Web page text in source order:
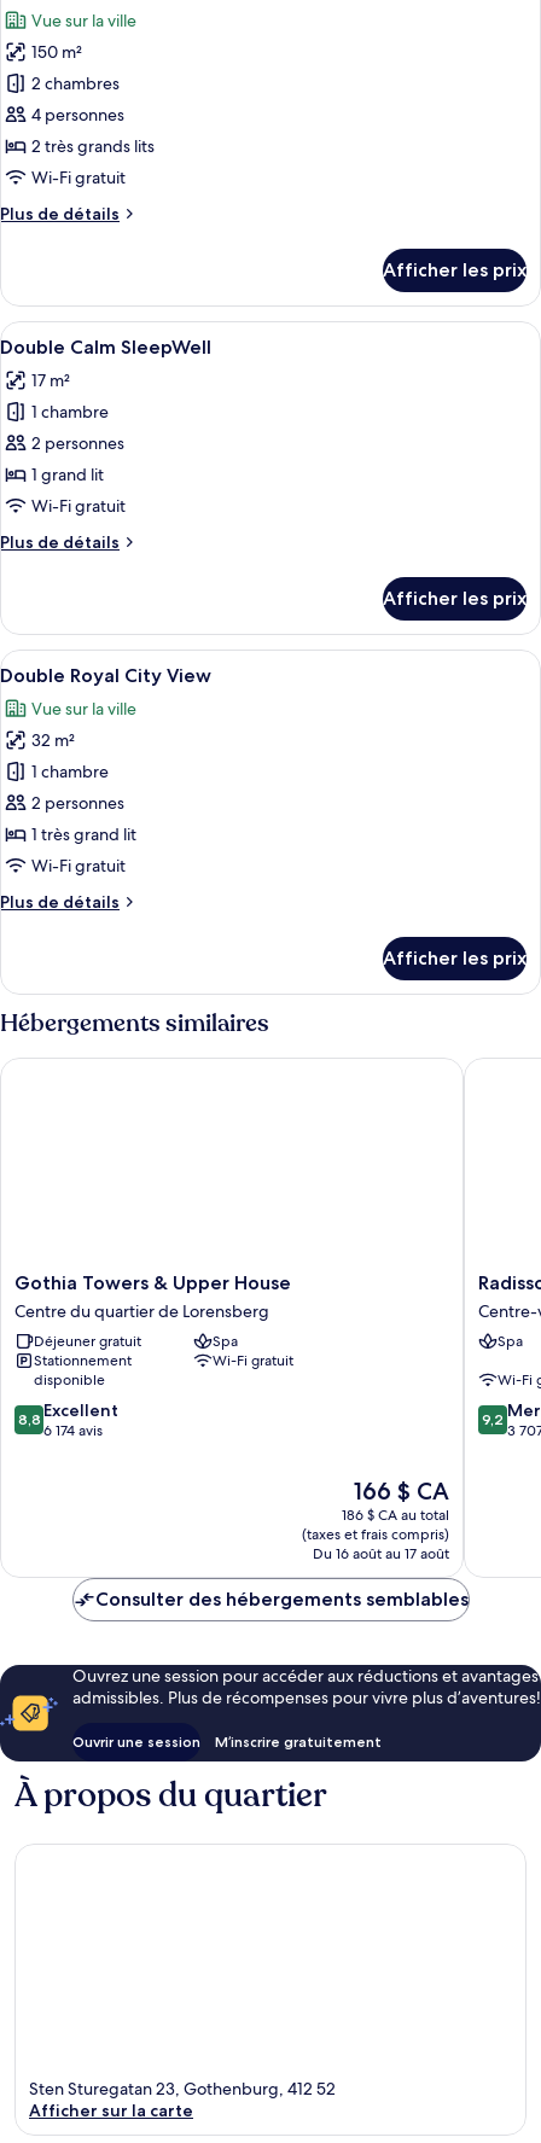
les
photos
pour
ce
type
de
chambre :
Penthouse
Vue sur la ville
150 m²
2 chambres
4 personnes
2 très grands lits
Wi-Fi gratuit
Plus de détails
Plus
Penthouse
Terrace
Suite
Afficher les prix
Afficher
toutes
les
photos
pour
ce
type
chambre :
SleepWell
Une chambre à coucher avec un
8
Double Calm SleepWell
17 m²
1 chambre
2 personnes
1 grand lit
Wi-Fi gratuit
Plus de détails
Plus
Double
Calm
SleepWell
Afficher les prix
Afficher
toutes
les
photos
pour
ce
type
de
chambre :
Double
View
Une chambre d’hôtel avec un grand
15
Double Royal City View
Vue sur la ville
32 m²
1 chambre
2 personnes
1 très grand lit
Wi-Fi gratuit
Plus de détails
Plus
Double
Royal
City
Afficher les prix
Hébergements similaires
Gothia
Towers
&
Upper
House
Centre
du
quartier
Gothia Towers & Upper House
Centre du quartier de Lorensberg
Déjeuner gratuit
Spa
Stationnement
disponible
Wi-Fi gratuit
8.8
sur
8,8 Excellent
6 174 avis
Le
prix
est
de
166 $ CA
166 $ CA
186 $ CA au total
(taxes et frais compris)
Du 16 août au 17 août
Gothia Towers & Upper House
Blu
Hotel
ville
de
Spa
Wi-Fi
9.2
sur
9,2
3
Consulter des hébergements semblables
Ouvrez une session pour accéder aux réductions et avantages
admissibles. Plus de récompenses pour vivre plus d’aventures!
Ouvrir une session M’inscrire gratuitement
À propos du quartier
Sten Sturegatan 23, Gothenburg, 412 52
Afficher sur la carte